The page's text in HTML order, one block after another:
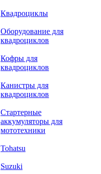
Квадроциклы
Оборудование для
квадроциклов
Кофры для
квадроциклов
Канистры для
квадроциклов
Стартерные
аккумуляторы для
мототехники
Tohatsu
Suzuki